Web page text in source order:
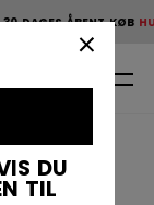
DU
TIL
DAGES ÅBENT KØB
Gratis retur 30